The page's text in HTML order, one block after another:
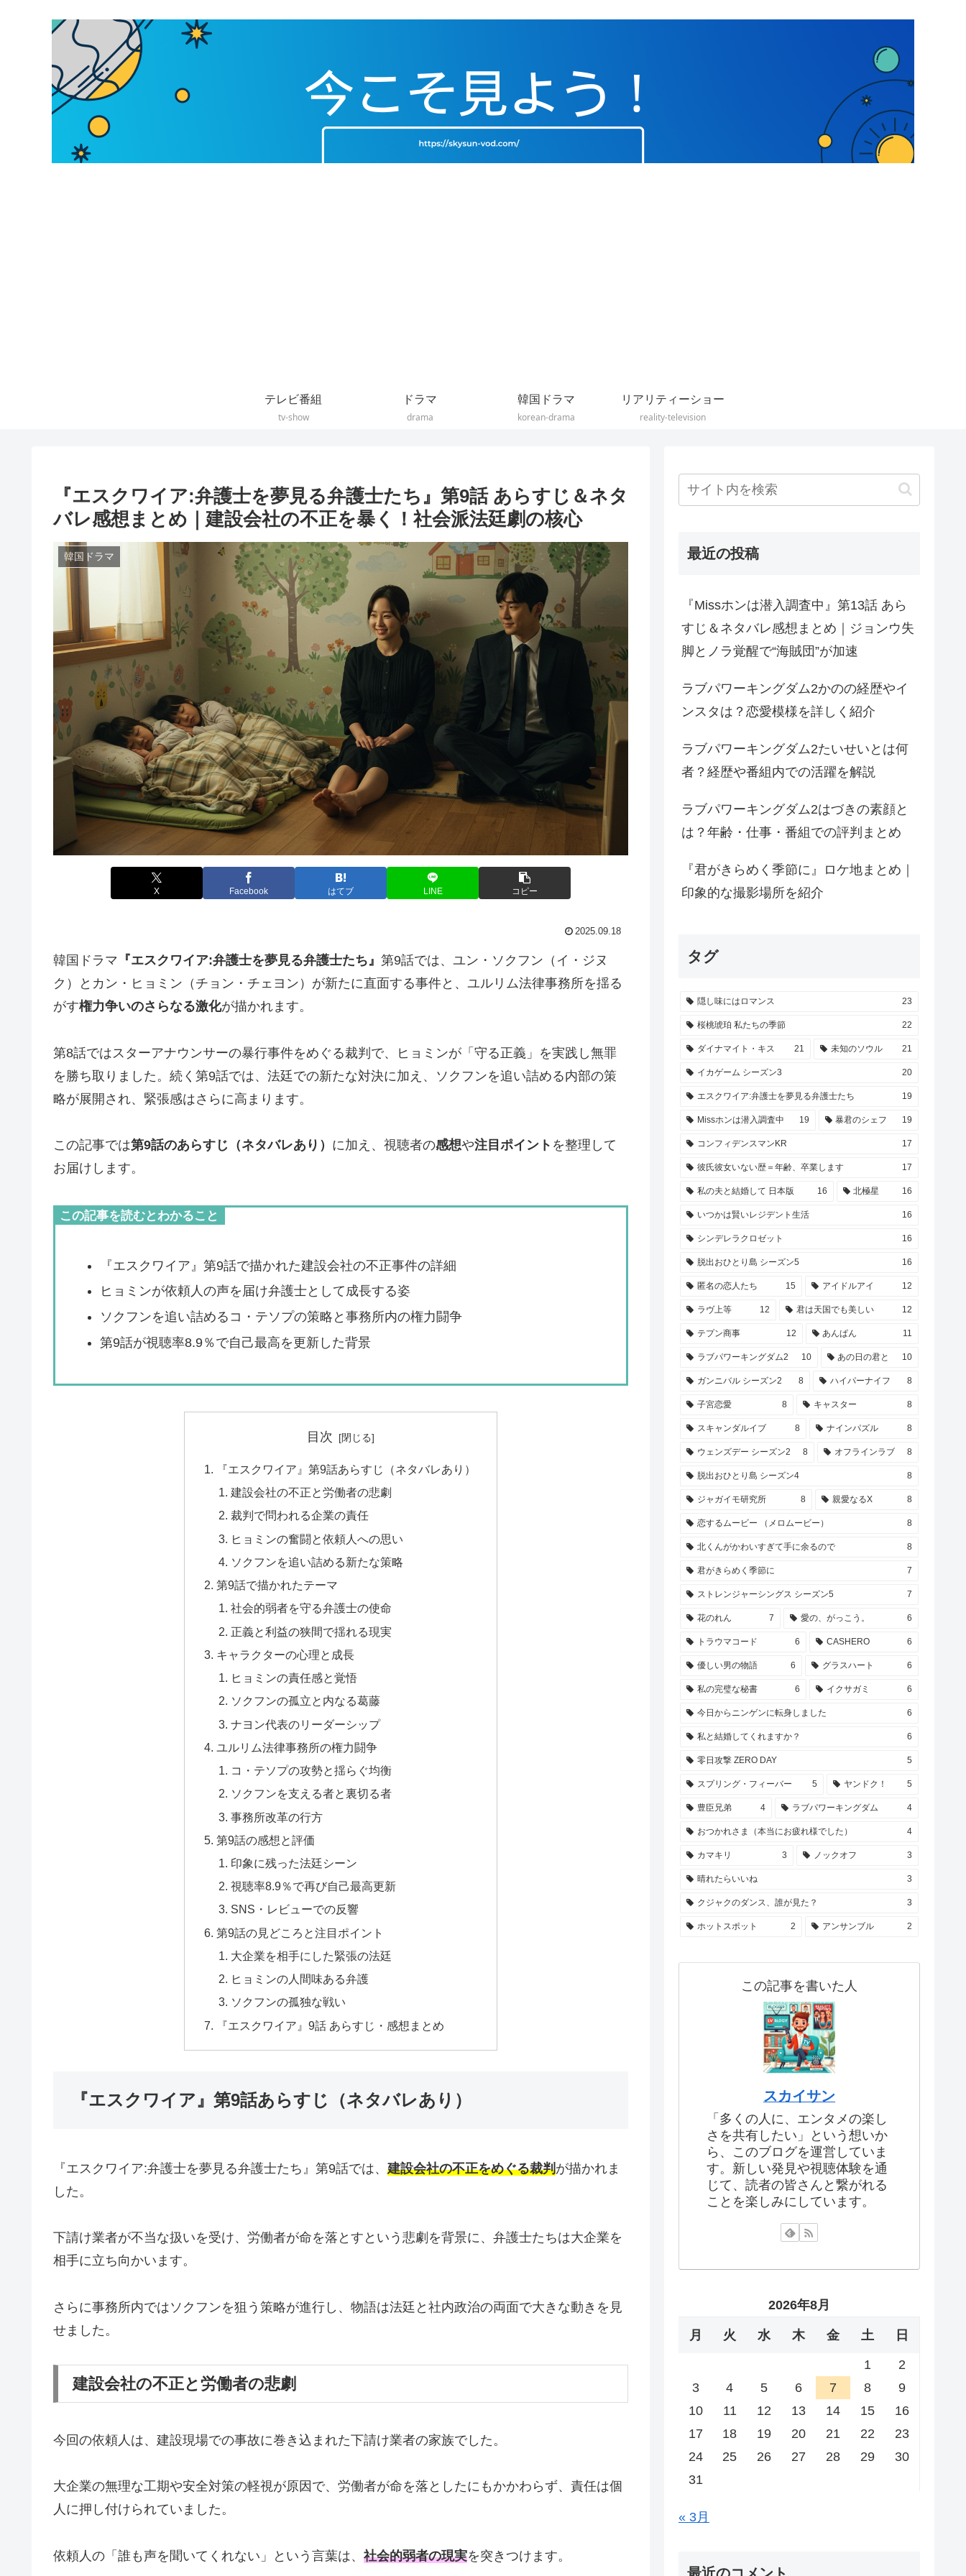
テレビ番組
tv-show
ドラマ
drama
韓国ドラマ
korean-drama
リアリティーショー
reality-television
『エスクワイア:弁護士を夢見る弁護士たち』第9話 あらすじ＆ネタ
バレ感想まとめ｜建設会社の不正を暴く！社会派法廷劇の核心
韓国ドラマ
X Facebook はてブ LINE コピー
2025.09.18
韓国ドラマ 『エスクワイア:弁護士を夢見る弁護士たち』 第9話では、ユン・ソクフン（イ・ジヌ
ク）とカン・ヒョミン（チョン・チェヨン）が新たに直面する事件と、ユルリム法律事務所を揺る
がす権力争いのさらなる激化が描かれます。
第8話ではスターアナウンサーの暴行事件をめぐる裁判で、ヒョミンが「守る正義」を実践し無罪
を勝ち取りました。続く第9話では、法廷での新たな対決に加え、ソクフンを追い詰める内部の策
略が展開され、緊張感はさらに高まります。
この記事では第9話のあらすじ（ネタバレあり） に加え、視聴者の感想や注目ポイント を整理して
お届けします。
この記事を読むとわかること
『エスクワイア』第9話で描かれた建設会社の不正事件の詳細
ヒョミンが依頼人の声を届け弁護士として成長する姿
ソクフンを追い詰めるコ・テソプの策略と事務所内の権力闘争
第9話が視聴率8.9％で自己最高を更新した背景
目次
『エスクワイア』第9話あらすじ（ネタバレあり）
建設会社の不正と労働者の悲劇
裁判で問われる企業の責任
ヒョミンの奮闘と依頼人への思い
ソクフンを追い詰める新たな策略
第9話で描かれたテーマ
社会的弱者を守る弁護士の使命
正義と利益の狭間で揺れる現実
キャラクターの心理と成長
ヒョミンの責任感と覚悟
ソクフンの孤立と内なる葛藤
ナヨン代表のリーダーシップ
ユルリム法律事務所の権力闘争
コ・テソプの攻勢と揺らぐ均衡
ソクフンを支える者と裏切る者
事務所改革の行方
第9話の感想と評価
印象に残った法廷シーン
視聴率8.9％で再び自己最高更新
SNS・レビューでの反響
第9話の見どころと注目ポイント
大企業を相手にした緊張の法廷
ヒョミンの人間味ある弁護
ソクフンの孤独な戦い
『エスクワイア』9話 あらすじ・感想まとめ
『エスクワイア』第9話あらすじ（ネタバレあり）
『エスクワイア:弁護士を夢見る弁護士たち』第9話では、 建設会社の不正をめぐる裁判が描かれま
した。
下請け業者が不当な扱いを受け、労働者が命を落とすという悲劇を背景に、弁護士たちは大企業を
相手に立ち向かいます。
さらに事務所内ではソクフンを狙う策略が進行し、物語は法廷と社内政治の両面で大きな動きを見
せました。
建設会社の不正と労働者の悲劇
今回の依頼人は、建設現場での事故に巻き込まれた下請け業者の家族でした。
大企業の無理な工期や安全対策の軽視が原因で、労働者が命を落としたにもかかわらず、責任は個
人に押し付けられていました。
依頼人の「誰も声を聞いてくれない」という言葉は、 社会的弱者の現実を突きつけます。
最近の投稿
『Missホンは潜入調査中』第13話 あら
すじ＆ネタバレ感想まとめ｜ジョンウ失
脚とノラ覚醒で“海賊団”が加速
ラブパワーキングダム2かのの経歴やイ
ンスタは？恋愛模様を詳しく紹介
ラブパワーキングダム2たいせいとは何
者？経歴や番組内での活躍を解説
ラブパワーキングダム2はづきの素顔と
は？年齢・仕事・番組での評判まとめ
『君がきらめく季節に』ロケ地まとめ｜
印象的な撮影場所を紹介
タグ
隠し味にはロマンス 23
桜桃琥珀 私たちの季節 22
ダイナマイト・キス 21 未知のソウル 21
イカゲーム シーズン3 20
エスクワイア:弁護士を夢見る弁護士たち 19
Missホンは潜入調査中 19 暴君のシェフ 19
コンフィデンスマンKR 17
彼氏彼女いない歴＝年齢、卒業します 17
私の夫と結婚して 日本版 16 北極星 16
いつかは賢いレジデント生活 16
シンデレラクロゼット 16
脱出おひとり島 シーズン5 16
匿名の恋人たち 15 アイドルアイ 12
ラヴ上等 12 君は天国でも美しい 12
テプン商事 12 あんぱん 11
ラブパワーキングダム2 10 あの日の君と 10
ガンニバル シーズン2 8 ハイパーナイフ 8
子宮恋愛 8 キャスター 8
スキャンダルイブ 8 ナインパズル 8
ウェンズデー シーズン2 8 オフラインラブ 8
脱出おひとり島 シーズン4 8
ジャガイモ研究所 8 親愛なるX 8
恋するムービー （メロムービー） 8
北くんがかわいすぎて手に余るので 8
君がきらめく季節に 7
ストレンジャーシングス シーズン5 7
花のれん 7 愛の、がっこう。 6
トラウマコード 6 CASHERO 6
優しい男の物語 6 グラスハート 6
私の完璧な秘書 6 イクサガミ 6
今日からニンゲンに転身しました 6
私と結婚してくれますか？ 6
零日攻撃 ZERO DAY 5
スプリング・フィーバー 5 ヤンドク！ 5
豊臣兄弟 4 ラブパワーキングダム 4
おつかれさま（本当にお疲れ様でした） 4
カマキリ 3 ノックオフ 3
晴れたらいいね 3
クジャクのダンス、誰が見た？ 3
ホットスポット 2 アンサンブル 2
この記事を書いた人
スカイサン
「多くの人に、エンタメの楽し
さを共有したい」という想いか
ら、このブログを運営していま
す。新しい発見や視聴体験を通
じて、読者の皆さんと繋がれる
ことを楽しみにしています。
2026年8月
月 火 水 木 金 土 日
1
2
3
4 5 6 7 8
9
10
11 12 13 14 15
16
17
18 19 20 21 22
23
24
25 26 27 28 29
30
31
« 3月